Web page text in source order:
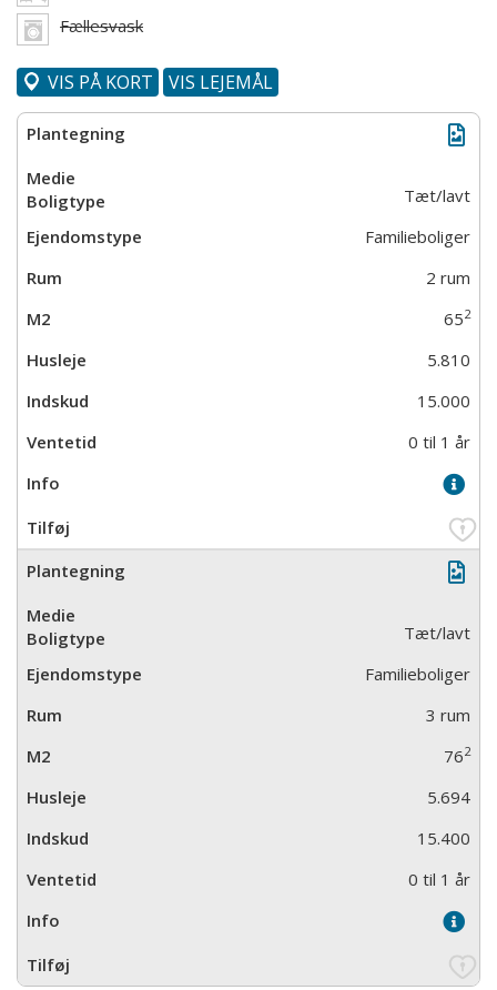
Fællesvask
VIS PÅ KORT VIS LEJEMÅL
Tæt/lavt
Familieboliger
2 rum
652
5.810
15.000
0 til 1 år
Tæt/lavt
Familieboliger
3 rum
762
5.694
15.400
0 til 1 år